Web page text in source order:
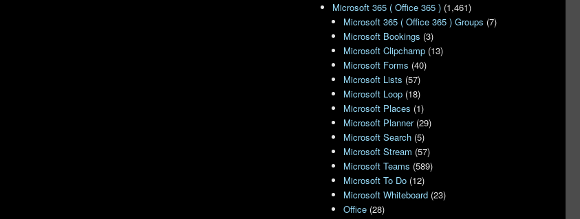
Microsoft 365 ( Office 365 ) (1,461)
Microsoft 365 ( Office 365 ) Groups (7)
Microsoft Bookings (3)
Microsoft Clipchamp (13)
Microsoft Forms (40)
Microsoft Lists (57)
Microsoft Loop (18)
Microsoft Places (1)
Microsoft Planner(29)
Microsoft Search (5)
Microsoft Stream (57)
Microsoft Teams (589)
Microsoft To Do (12)
Microsoft Whiteboard (23)
Office (28)